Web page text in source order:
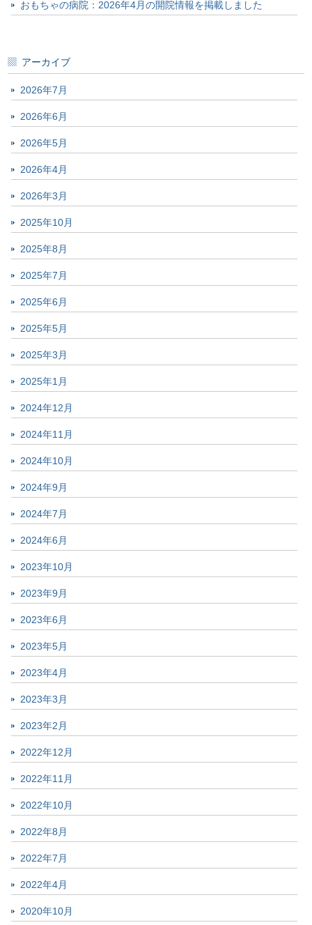
おもちゃの病院：2026年4月の開院情報を掲載しました
アーカイブ
2026年7月
2026年6月
2026年5月
2026年4月
2026年3月
2025年10月
2025年8月
2025年7月
2025年6月
2025年5月
2025年3月
2025年1月
2024年12月
2024年11月
2024年10月
2024年9月
2024年7月
2024年6月
2023年10月
2023年9月
2023年6月
2023年5月
2023年4月
2023年3月
2023年2月
2022年12月
2022年11月
2022年10月
2022年8月
2022年7月
2022年4月
2020年10月